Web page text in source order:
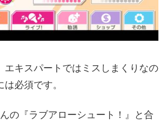
エキスパートではミスしまくりなの
必須です。
の『ラブアローシュート！』と合